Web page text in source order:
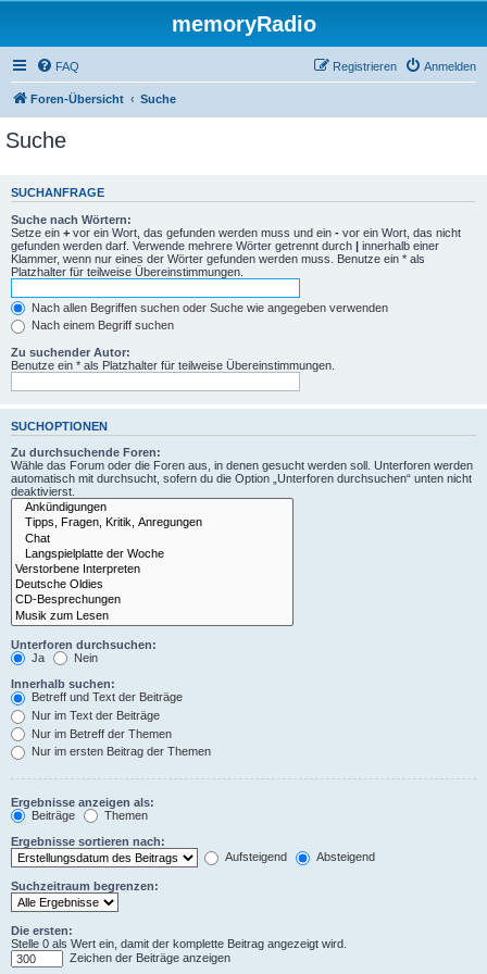
memoryRadio
FAQ Anmelden
Registrieren
Foren-Übersicht Suche
Suche
SUCHANFRAGE
Suche nach Wörtern:
Setze ein + vor ein Wort, das gefunden werden muss und ein - vor ein Wort, das nicht
gefunden werden darf. Verwende mehrere Wörter getrennt durch | innerhalb einer
Klammer, wenn nur eines der Wörter gefunden werden muss. Benutze ein * als
Platzhalter für teilweise Übereinstimmungen.
Nach allen Begriffen suchen oder Suche wie angegeben verwenden
Nach einem Begriff suchen
Zu suchender Autor:
Benutze ein * als Platzhalter für teilweise Übereinstimmungen.
SUCHOPTIONEN
Zu durchsuchende Foren:
Wähle das Forum oder die Foren aus, in denen gesucht werden soll. Unterforen werden
automatisch mit durchsucht, sofern du die Option „Unterforen durchsuchen“ unten nicht
deaktivierst.
Unterforen durchsuchen:
Ja
Nein
Innerhalb suchen:
Betreff und Text der Beiträge
Nur im Text der Beiträge
Nur im Betreff der Themen
Nur im ersten Beitrag der Themen
Ergebnisse anzeigen als:
Beiträge
Themen
Ergebnisse sortieren nach:
Aufsteigend
Absteigend
Suchzeitraum begrenzen:
Die ersten:
Stelle 0 als Wert ein, damit der komplette Beitrag angezeigt wird.
Zeichen der Beiträge anzeigen